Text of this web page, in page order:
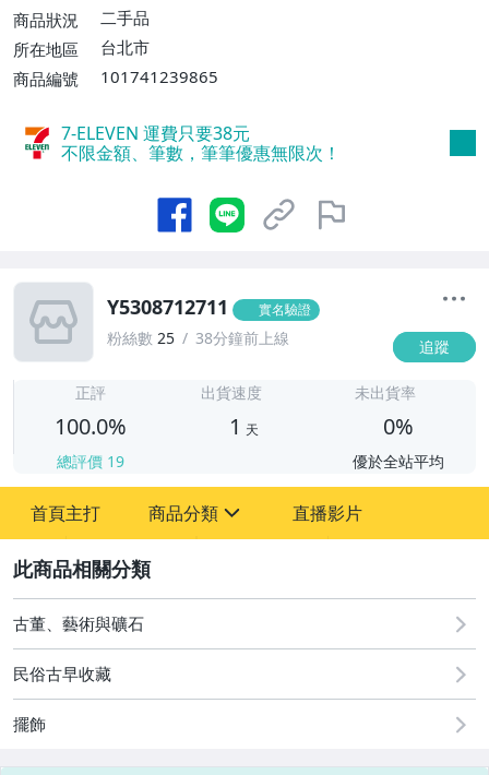
商品狀況
二手品
所在地區
台北市
商品編號
101741239865
7-ELEVEN 運費只要38元
不限金額、筆數，筆筆優惠無限次！
Y5308712711 實名驗證
粉絲數 25 38分鐘前上線 追蹤
正評
100.0%
總評價 19
出貨速度
1 天
未出貨率
0%
優於全站平均
首頁主打 商品分類
圖書/影音/文具
手機、配件與通訊
直播影片
古董、藝術與礦石
民俗古早收藏
擺飾